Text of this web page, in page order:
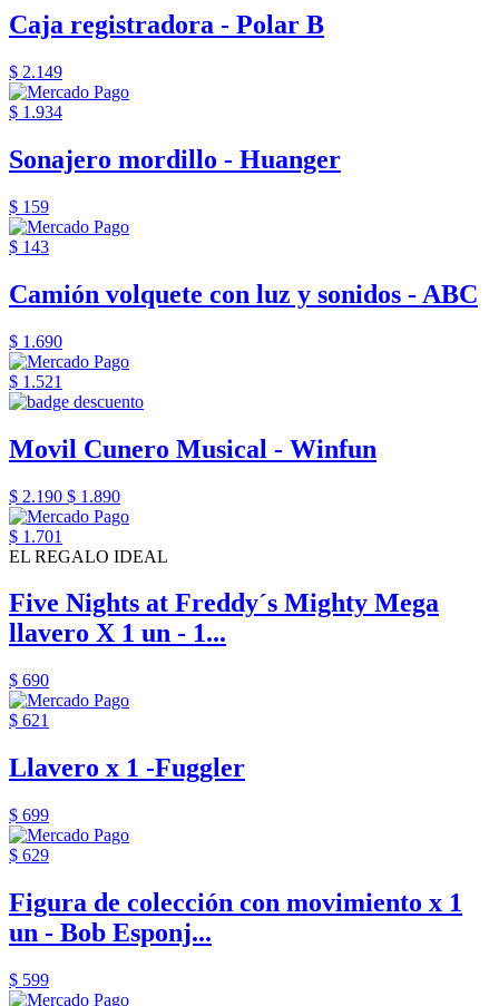
Caja registradora - Polar B
$ 2.149
$ 1.934
Sonajero mordillo - Huanger
$ 159
$ 143
Camión volquete con luz y sonidos - ABC
$ 1.690
$ 1.521
Movil Cunero Musical - Winfun
$ 2.190 $ 1.890
$ 1.701
EL REGALO IDEAL
Five Nights at Freddy´s Mighty Mega
llavero X 1 un - 1...
$ 690
$ 621
Llavero x 1 -Fuggler
$ 699
$ 629
Figura de colección con movimiento x 1
un - Bob Esponj...
$ 599